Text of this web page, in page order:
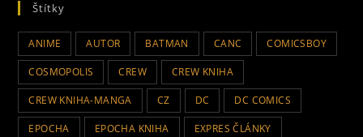
Štítky
ANIME AUTOR BATMAN CANC COMICSBOY
COSMOPOLIS CREW CREW KNIHA
CREW KNIHA-MANGA CZ DC DC COMICS
EPOCHA EPOCHA KNIHA EXPRES ČLÁNKY